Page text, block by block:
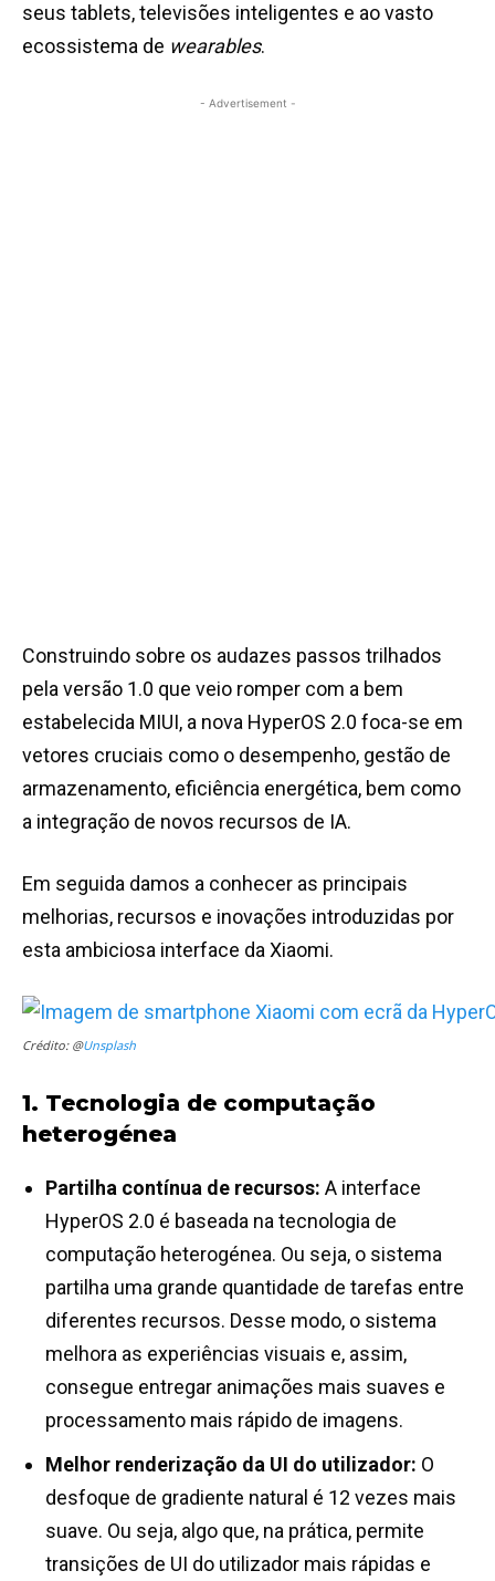
seus tablets, televisões inteligentes e ao vasto
ecossistema de wearables.
- Advertisement -
Construindo sobre os audazes passos trilhados
pela versão 1.0 que veio romper com a bem
estabelecida MIUI, a nova HyperOS 2.0 foca-se em
vetores cruciais como o desempenho, gestão de
armazenamento, eficiência energética, bem como
a integração de novos recursos de IA.
Em seguida damos a conhecer as principais
melhorias, recursos e inovações introduzidas por
esta ambiciosa interface da Xiaomi.
Crédito: @Unsplash
1. Tecnologia de computação
heterogénea
Partilha contínua de recursos: A interface
HyperOS 2.0 é baseada na tecnologia de
computação heterogénea. Ou seja, o sistema
partilha uma grande quantidade de tarefas entre
diferentes recursos. Desse modo, o sistema
melhora as experiências visuais e, assim,
consegue entregar animações mais suaves e
processamento mais rápido de imagens.
Melhor renderização da UI do utilizador: O
desfoque de gradiente natural é 12 vezes mais
suave. Ou seja, algo que, na prática, permite
transições de UI do utilizador mais rápidas e